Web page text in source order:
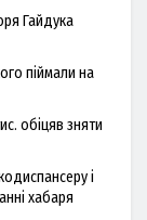
Гайдука
піймали на
обіцяв зняти
і
хабаря